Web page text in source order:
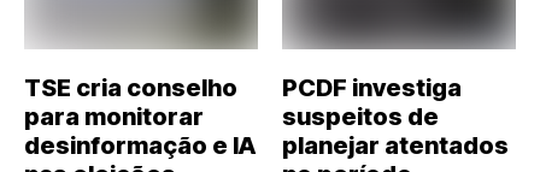
TSE cria conselho
para monitorar
desinformação e IA
PCDF investiga
suspeitos de
planejar atentados